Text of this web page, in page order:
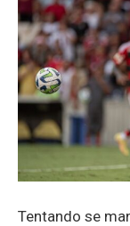
Tentando se